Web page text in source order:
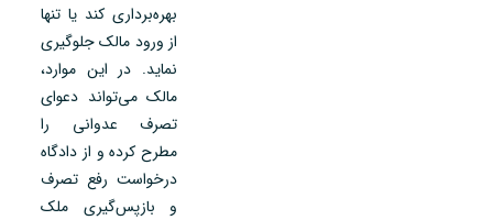
بهره‌برداری کند یا تنها
از ورود مالک جلوگیری
نماید. در این موارد،
مالک می‌تواند دعوای
تصرف عدوانی را
مطرح کرده و از دادگاه
درخواست رفع تصرف
و بازپس‌گیری ملک